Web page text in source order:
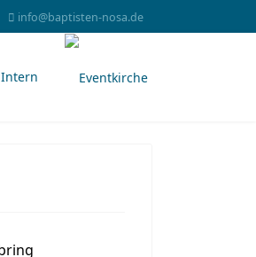
info@baptisten-nosa.de
Intern